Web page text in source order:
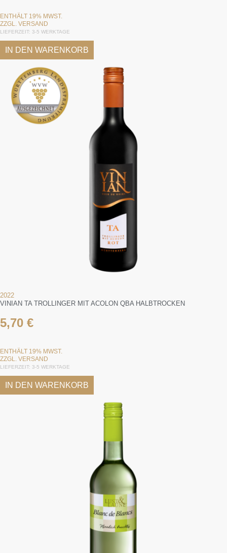
ENTHÄLT 19% MWST.
ZZGL. VERSAND
LIEFERZEIT: 3-5 WERKTAGE
IN DEN WARENKORB
2022
VINIAN TA TROLLINGER MIT ACOLON QBA HALBTROCKEN
5,70 €
ENTHÄLT 19% MWST.
ZZGL. VERSAND
LIEFERZEIT: 3-5 WERKTAGE
IN DEN WARENKORB